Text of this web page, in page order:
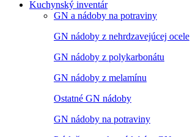
Kuchynský inventár
GN a nádoby na potraviny
GN nádoby z nehrdzavejúcej ocele
GN nádoby z polykarbonátu
GN nádoby z melamínu
Ostatné GN nádoby
GN nádoby na potraviny